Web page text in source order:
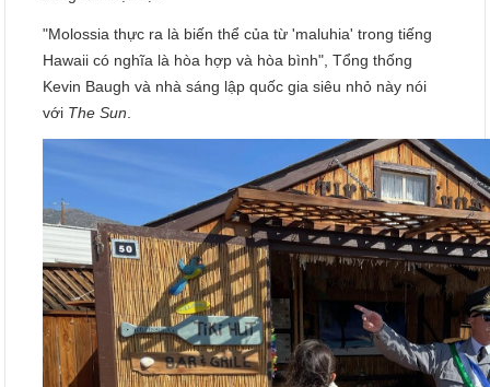
"Molossia thực ra là biến thể của từ 'maluhia' trong tiếng
Hawaii có nghĩa là hòa hợp và hòa bình", Tổng thống
Kevin Baugh và nhà sáng lập quốc gia siêu nhỏ này nói
với The Sun.